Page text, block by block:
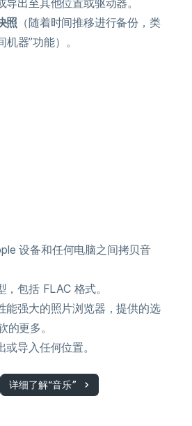
出至其他位置或驱动器。
照 （随着时间推移进行备份，类
器”功能）。
设备和任何电脑之间拷贝音
包括 FLAC 格式。
能强大的照片浏览器，提供的选
的更多。
导入任何位置。
详细了解“音乐”